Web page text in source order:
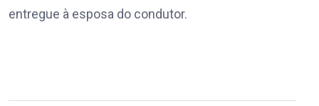
entregue à esposa do condutor.